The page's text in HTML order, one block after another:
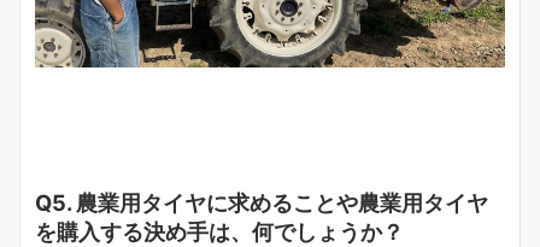
Q5. 農業用タイヤに求めることや農業用タイヤ
を購入する決め手は、何でしょうか？